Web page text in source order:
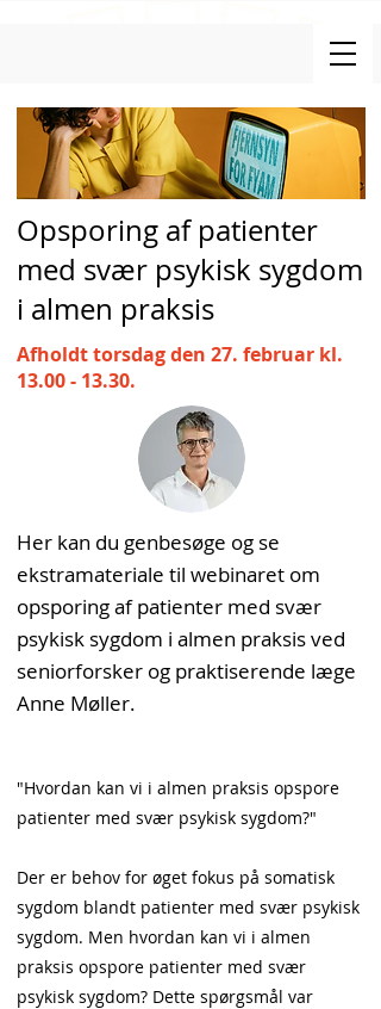
Opsporing af patienter
med svær psykisk sygdom
i almen praksis
Afholdt torsdag den 27. februar kl.
13.00 - 13.30.
Her kan du genbesøge og se
ekstramateriale til webinaret om
opsporing af patienter med svær
psykisk sygdom i almen praksis ved
seniorforsker og praktiserende læge
Anne Møller.
"Hvordan kan vi i almen praksis opspore
patienter med svær psykisk sygdom?"
Der er behov for øget fokus på somatisk
sygdom blandt patienter med svær psykisk
sygdom. Men hvordan kan vi i almen
praksis opspore patienter med svær
psykisk sygdom? Dette spørgsmål var